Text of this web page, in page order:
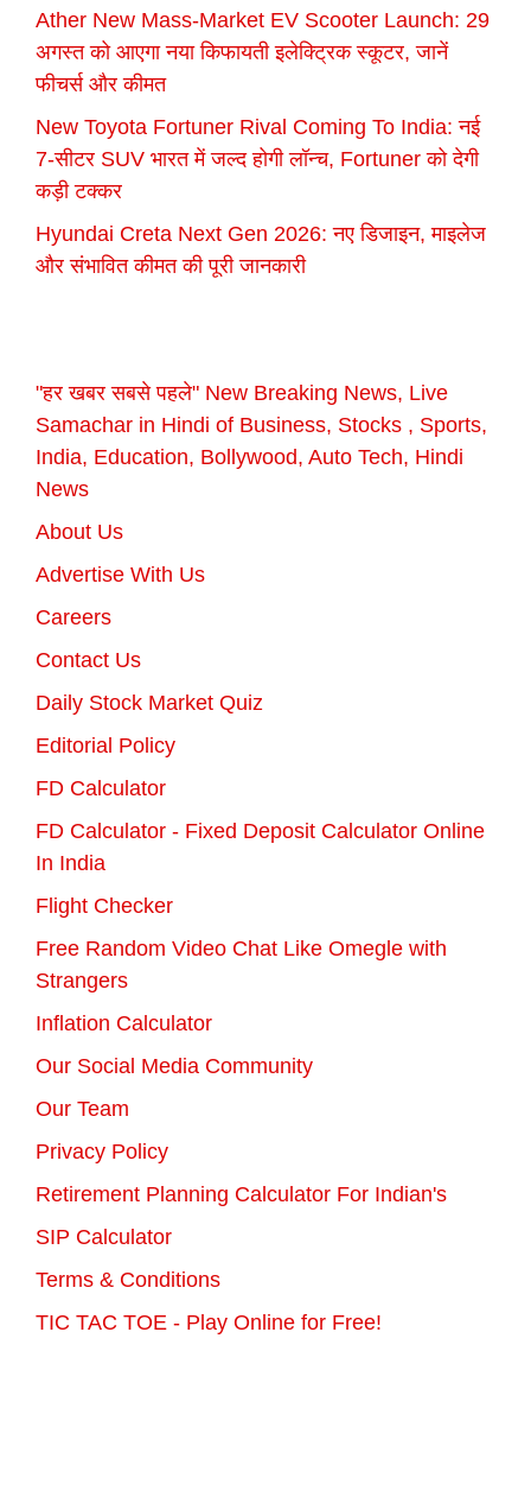
Ather New Mass-Market EV Scooter Launch: 29
अगस्त को आएगा नया किफायती इलेक्ट्रिक स्कूटर, जानें
फीचर्स और कीमत
New Toyota Fortuner Rival Coming To India: नई
7-सीटर SUV भारत में जल्द होगी लॉन्च, Fortuner को देगी
कड़ी टक्कर
Hyundai Creta Next Gen 2026: नए डिजाइन, माइलेज
और संभावित कीमत की पूरी जानकारी
"हर खबर सबसे पहले" New Breaking News, Live
Samachar in Hindi of Business, Stocks , Sports,
India, Education, Bollywood, Auto Tech, Hindi
News
About Us
Advertise With Us
Careers
Contact Us
Daily Stock Market Quiz
Editorial Policy
FD Calculator
FD Calculator - Fixed Deposit Calculator Online
In India
Flight Checker
Free Random Video Chat Like Omegle with
Strangers
Inflation Calculator
Our Social Media Community
Our Team
Privacy Policy
Retirement Planning Calculator For Indian's
SIP Calculator
Terms & Conditions
TIC TAC TOE - Play Online for Free!